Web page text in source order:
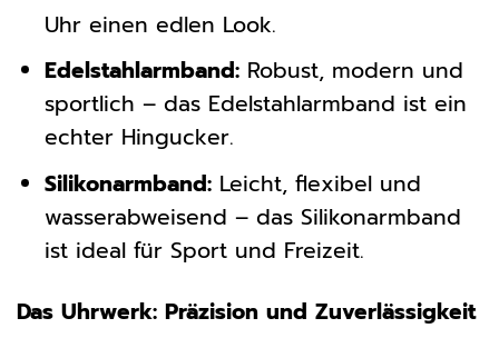
Uhr einen edlen Look.
Edelstahlarmband:Robust, modern und
sportlich – das Edelstahlarmband ist ein
echter Hingucker.
Silikonarmband:Leicht, flexibel und
wasserabweisend – das Silikonarmband
ist ideal für Sport und Freizeit.
Das Uhrwerk: Präzision und Zuverlässigkeit